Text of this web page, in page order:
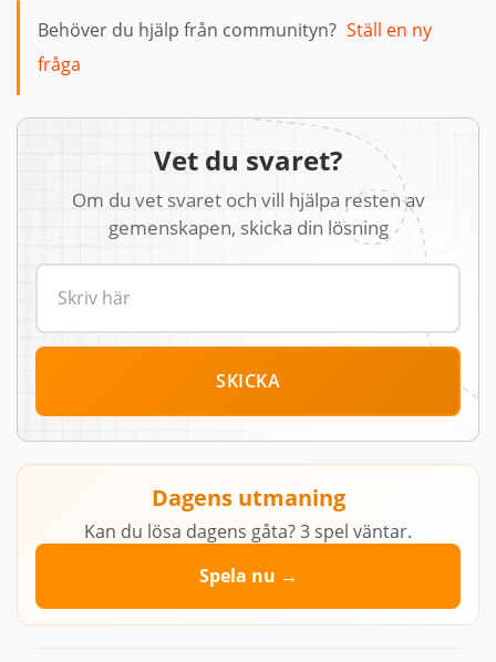
Behöver du hjälp från communityn? Ställ en ny
fråga
Vet du svaret?
Om du vet svaret och vill hjälpa resten av
gemenskapen, skicka din lösning
SKICKA
Dagens utmaning
Kan du lösa dagens gåta? 3 spel väntar.
Spela nu →